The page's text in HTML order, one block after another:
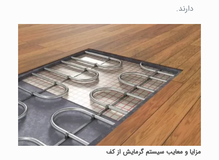
دارند.
مزایا و معایب سیستم گرمایش از کف